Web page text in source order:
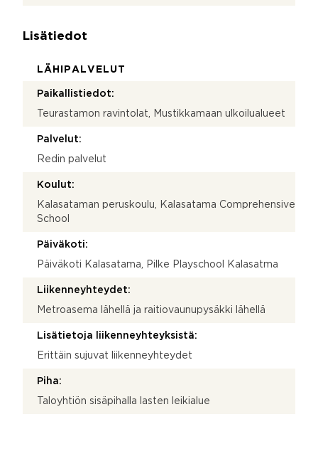
Lisätiedot
LÄHIPALVELUT
Paikallistiedot:
Teurastamon ravintolat, Mustikkamaan ulkoilualueet
Palvelut:
Redin palvelut
Koulut:
Kalasataman peruskoulu, Kalasatama Comprehensive
School
Päiväkoti:
Päiväkoti Kalasatama, Pilke Playschool Kalasatma
Liikenneyhteydet:
Metroasema lähellä ja raitiovaunupysäkki lähellä
Lisätietoja liikenneyhteyksistä:
Erittäin sujuvat liikenneyhteydet
Piha:
Taloyhtiön sisäpihalla lasten leikialue